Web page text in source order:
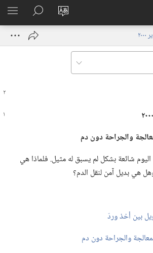
تغيير
الموقع
تسجيل
الدخول
نافذة
البحث
في
JW.‎ORG
والجراحة دون دم
شائعة بشكل لم يسبق له مثيل.‏ فلماذا هي
هي بديل آمن لنقل الدم؟‏
بين أخذ وردّ
والجراحة دون دم